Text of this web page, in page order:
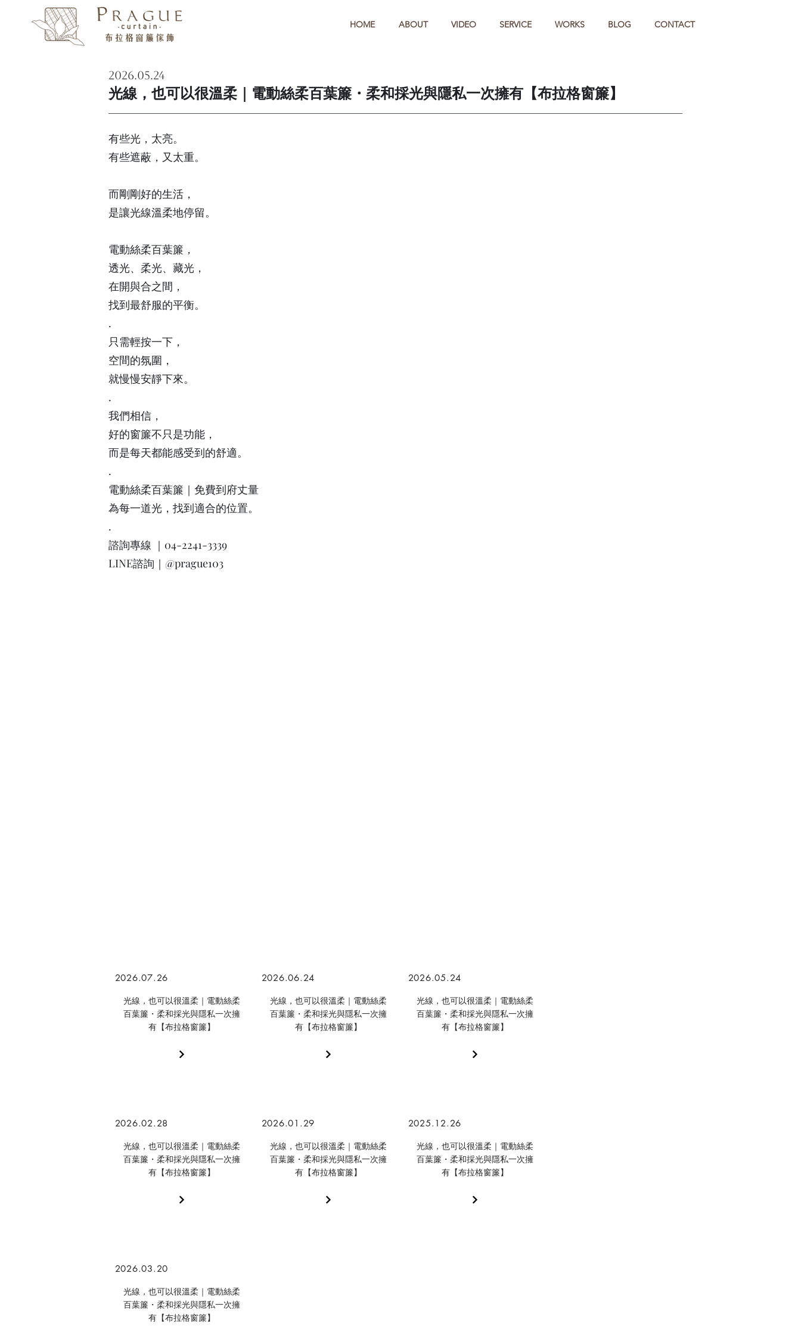
HOME ABOUT VIDEO SERVICE WORKS BLOG CONTACT
2026.05.24
光線，也可以很溫柔｜電動絲柔百葉簾・柔和採光與隱私一次擁有【布拉格窗簾】
有些光，太亮。
有些遮蔽，又太重。
而剛剛好的生活，
是讓光線溫柔地停留。
電動絲柔百葉簾，
透光、柔光、藏光，
在開與合之間，
找到最舒服的平衡。
.
只需輕按一下，
空間的氛圍，
就慢慢安靜下來。
.
我們相信，
好的窗簾不只是功能，
而是每天都能感受到的舒適。
.
電動絲柔百葉簾｜免費到府丈量
為每一道光，找到適合的位置。
.
諮詢專線 ｜04-2241-3339
LINE諮詢｜@prague103
2026.07.26
光線，也可以很溫柔｜電動絲柔
百葉簾・柔和採光與隱私一次擁
有【布拉格窗簾】
2026.02.28
光線，也可以很溫柔｜電動絲柔
百葉簾・柔和採光與隱私一次擁
有【布拉格窗簾】
2026.06.24
光線，也可以很溫柔｜電動絲柔
百葉簾・柔和採光與隱私一次擁
有【布拉格窗簾】
2026.01.29
光線，也可以很溫柔｜電動絲柔
百葉簾・柔和採光與隱私一次擁
有【布拉格窗簾】
2026.05.24
光線，也可以很溫柔｜電動絲柔
百葉簾・柔和採光與隱私一次擁
有【布拉格窗簾】
2025.12.26
光線，也可以很溫柔｜電動絲柔
百葉簾・柔和採光與隱私一次擁
有【布拉格窗簾】
2026.03.20
光線，也可以很溫柔｜電動絲柔
百葉簾・柔和採光與隱私一次擁
有【布拉格窗簾】